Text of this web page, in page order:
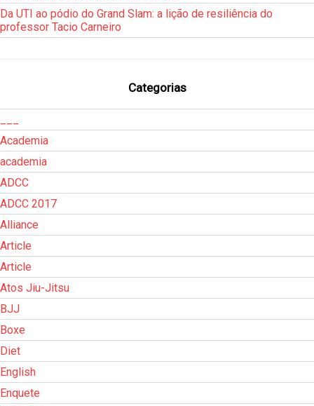
Da UTI ao pódio do Grand Slam: a lição de resiliência do
professor Tacio Carneiro
Categorias
Academia
academia
ADCC
ADCC 2017
Alliance
Article
Article
Atos Jiu-Jitsu
BJJ
Boxe
Diet
English
Enquete